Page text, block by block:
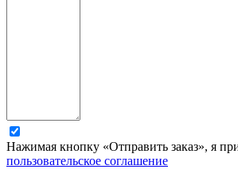
Нажимая кнопку «Отправить заказ», я
пользовательское соглашение